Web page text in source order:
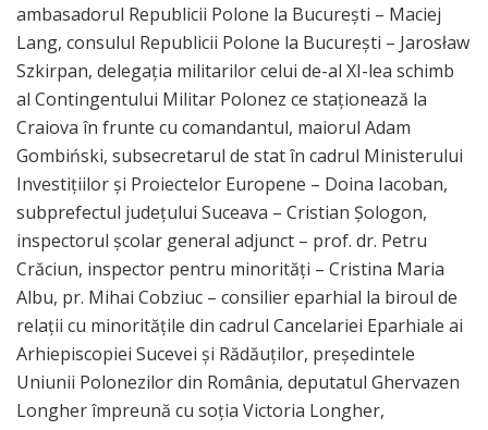
ambasadorul Republicii Polone la București – Maciej
Lang, consulul Republicii Polone la București – Jarosław
Szkirpan, delegația militarilor celui de-al XI-lea schimb
al Contingentului Militar Polonez ce staționează la
Craiova în frunte cu comandantul, maiorul Adam
Gombiński, subsecretarul de stat în cadrul Ministerului
Investițiilor și Proiectelor Europene – Doina Iacoban,
subprefectul județului Suceava – Cristian Șologon,
inspectorul școlar general adjunct – prof. dr. Petru
Crăciun, inspector pentru minorități – Cristina Maria
Albu, pr. Mihai Cobziuc – consilier eparhial la biroul de
relații cu minoritățile din cadrul Cancelariei Eparhiale ai
Arhiepiscopiei Sucevei și Rădăuților, președintele
Uniunii Polonezilor din România, deputatul Ghervazen
Longher împreună cu soția Victoria Longher,